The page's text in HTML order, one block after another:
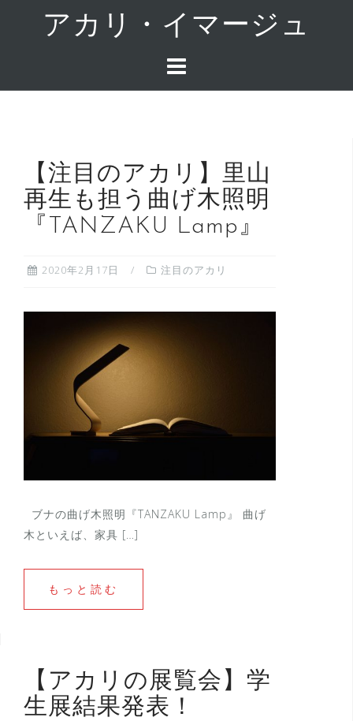
ツ
アカリ・イマージュ
【注目のアカリ】里山
再生も担う曲げ木照明
『TANZAKU Lamp』
2020年2月17日 注目のアカリ
ブナの曲げ木照明『TANZAKU Lamp』 曲げ
木といえば、家具 […]
もっと読む
【アカリの展覧会】学
生展結果発表！